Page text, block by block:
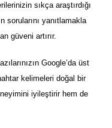
sıkça araştırdığı
sorularını yanıtlamakla
güveni artırır.
Google’da üst
kelimeleri doğal bir
iyileştirir hem de